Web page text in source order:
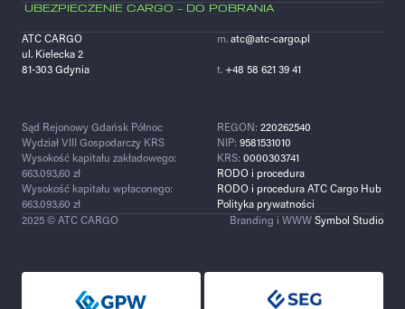
UBEZPIECZENIE CARGO – DO POBRANIA
ATC CARGO
ul. Kielecka 2
81-303 Gdynia
m. atc@atc-cargo.pl
t. +48 58 621 39 41
Sąd Rejonowy Gdańsk Północ
Wydział VIII Gospodarczy KRS
Wysokość kapitału zakładowego:
663.093,60 zł
Wysokość kapitału wpłaconego:
663.093,60 zł
REGON: 220262540
NIP: 9581531010
KRS: 0000303741
RODO i procedura
RODO i procedura ATC Cargo Hub
Polityka prywatności
2025 © ATC CARGO
Branding i WWWSymbol Studio